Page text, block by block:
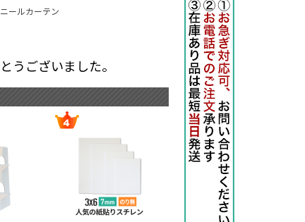
ールカーテン
うございました。